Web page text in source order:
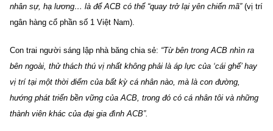
nhân sự, hạ lương… là để ACB có thể “quay trở lại yên chiến mã”(vị trí
ngân hàng cổ phần số 1 Việt Nam).
Con trai người sáng lập nhà băng chia sẻ: “Từ bên trong ACB nhìn ra
bên ngoài, thử thách thú vị nhất không phải là áp lực của ‘cái ghế’ hay
vị trí tại một thời điểm của bất kỳ cá nhân nào, mà là con đường,
hướng phát triển bền vững của ACB, trong đó có cá nhân tôi và những
thành viên khác của đại gia đình ACB”.